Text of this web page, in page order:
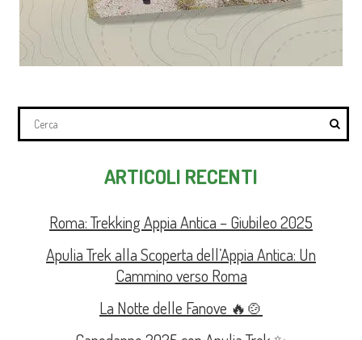
ARTICOLI RECENTI
Roma: Trekking Appia Antica – Giubileo 2025
Apulia Trek alla Scoperta dell’Appia Antica: Un
Cammino verso Roma
La Notte delle Fanove 🔥🍲